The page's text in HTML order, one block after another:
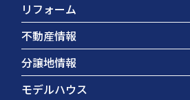
リフォーム
不動産情報
分譲地情報
モデルハウス